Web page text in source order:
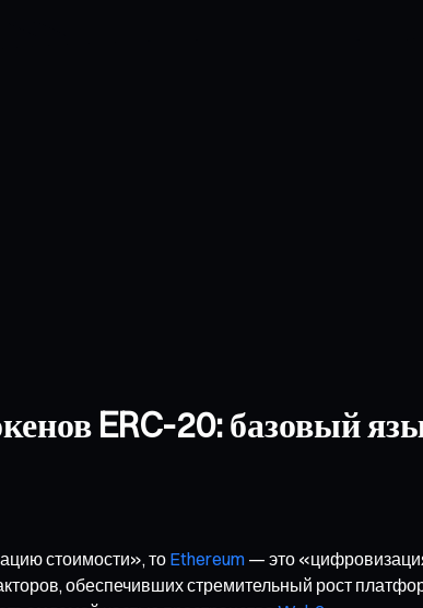
ERC-20: базовый
стоимости», тоEthereum — это
обеспечивших стремительный рост